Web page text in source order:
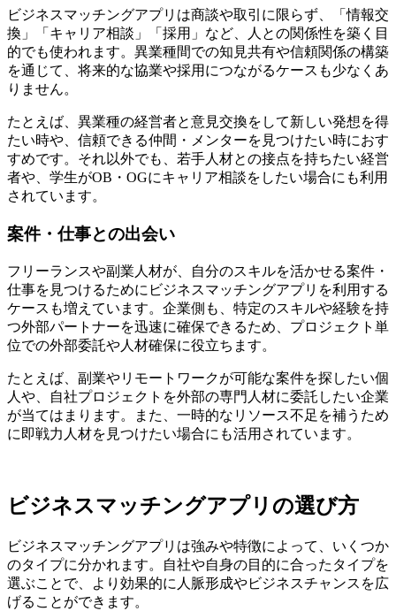
ビジネスマッチングアプリは商談や取引に限らず、「情報交
換」「キャリア相談」「採用」など、人との関係性を築く目
的でも使われます。異業種間での知見共有や信頼関係の構築
を通じて、将来的な協業や採用につながるケースも少なくあ
りません。
たとえば、異業種の経営者と意見交換をして新しい発想を得
たい時や、信頼できる仲間・メンターを見つけたい時におす
すめです。それ以外でも、若手人材との接点を持ちたい経営
者や、学生がOB・OGにキャリア相談をしたい場合にも利用
されています。
案件・仕事との出会い
フリーランスや副業人材が、自分のスキルを活かせる案件・
仕事を見つけるためにビジネスマッチングアプリを利用する
ケースも増えています。企業側も、特定のスキルや経験を持
つ外部パートナーを迅速に確保できるため、プロジェクト単
位での外部委託や人材確保に役立ちます。
たとえば、副業やリモートワークが可能な案件を探したい個
人や、自社プロジェクトを外部の専門人材に委託したい企業
が当てはまります。また、一時的なリソース不足を補うため
に即戦力人材を見つけたい場合にも活用されています。
ビジネスマッチングアプリの選び方
ビジネスマッチングアプリは強みや特徴によって、いくつか
のタイプに分かれます。自社や自身の目的に合ったタイプを
選ぶことで、より効果的に人脈形成やビジネスチャンスを広
げることができます。